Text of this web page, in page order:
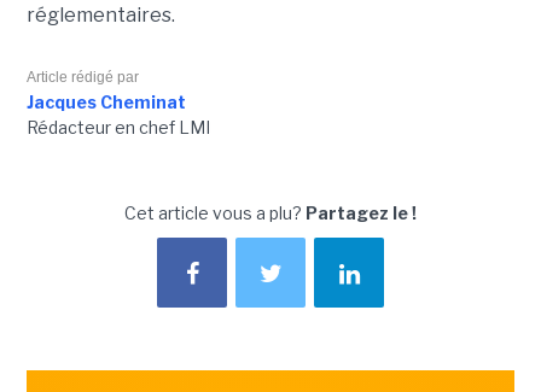
réglementaires.
Article rédigé par
Jacques Cheminat
Rédacteur en chef LMI
Cet article vous a plu? Partagez le !